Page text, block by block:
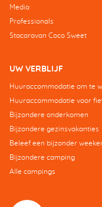
Media
Professionals
Stacaravan Coco Sweet
UW VERBLIJF
Huuraccommodatie om te
Huuraccommodatie voor
Bijzondere onderkomen
Bijzondere gezinsvakanties
Beleef een bijzonder
Bijzondere camping
Alle campings